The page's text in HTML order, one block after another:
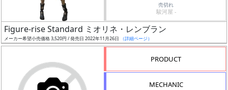
売
切
売切れ
駿河屋 -
Figure-rise Standard ミオリネ・レンブラン
メーカー希望小売価格 3,520円 / 発売日 2022年11月26日 （詳細ページ）
PRODUCT
MECHANIC